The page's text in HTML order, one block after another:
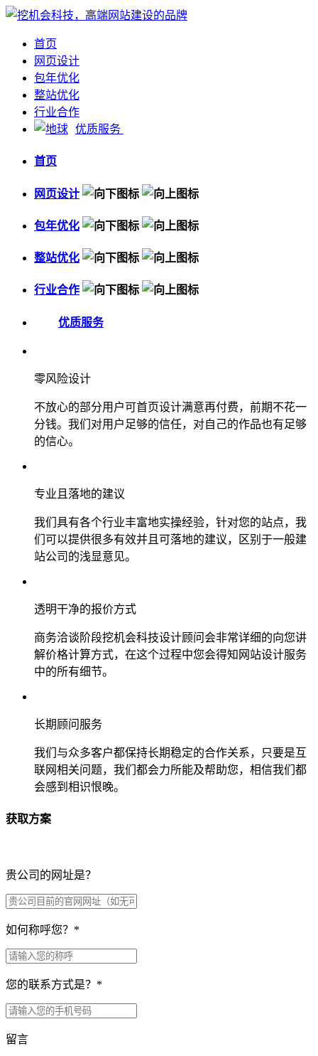
首页
网页设计
包年优化
整站优化
行业合作
优质服务
首页
网页设计
包年优化
整站优化
行业合作
优质服务
零风险设计
不放心的部分用户可首页设计满意再付费，前期不花一
分钱。我们对用户足够的信任，对自己的作品也有足够
的信心。
专业且落地的建议
我们具有各个行业丰富地实操经验，针对您的站点，我
们可以提供很多有效并且可落地的建议，区别于一般建
站公司的浅显意见。
透明干净的报价方式
商务洽谈阶段挖机会科技设计顾问会非常详细的向您讲
解价格计算方式，在这个过程中您会得知网站设计服务
中的所有细节。
长期顾问服务
我们与众多客户都保持长期稳定的合作关系，只要是互
联网相关问题，我们都会力所能及帮助您，相信我们都
会感到相识恨晚。
获取方案
贵公司的网址是？
如何称呼您？ *
您的联系方式是？ *
留言